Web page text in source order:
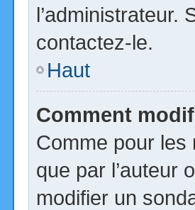
l’administrateur.
contactez-le.
Haut
Comment
Comme pour les
que par l’auteur
modifier un